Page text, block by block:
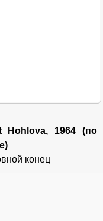
Hohlova, 1964 (по
конец